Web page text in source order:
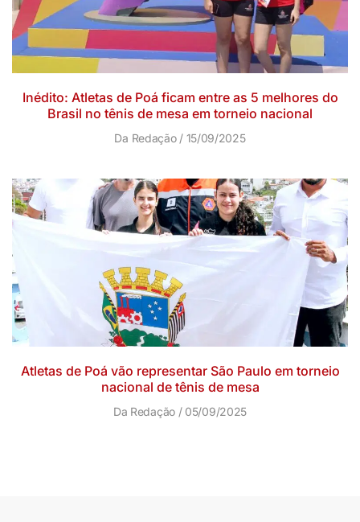
Inédito: Atletas de Poá ficam entre as 5 melhores do
Brasil no tênis de mesa em torneio nacional
Da Redação 15/09/2025
Atletas de Poá vão representar São Paulo em torneio
nacional de tênis de mesa
Da Redação 05/09/2025